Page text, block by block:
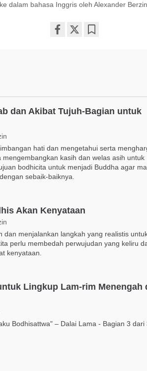
ke dalam bahasa Inggris oleh Alexander
dan Akibat Tujuh-Bagian untuk
hati dan mengetahui serta
mengembangkan kasih dan welas asih untuk
bodhicita untuk menjadi Buddha agar
sebaik-baiknya.
Akan Kenyataan
dan menjalankan langkah yang realistis
perlu membedah perwujudan yang keliru
kenyataan.
Lingkup Lam-rim Menengah
Bodhisattwa" – Dalai Lama - Bagian 3 dari